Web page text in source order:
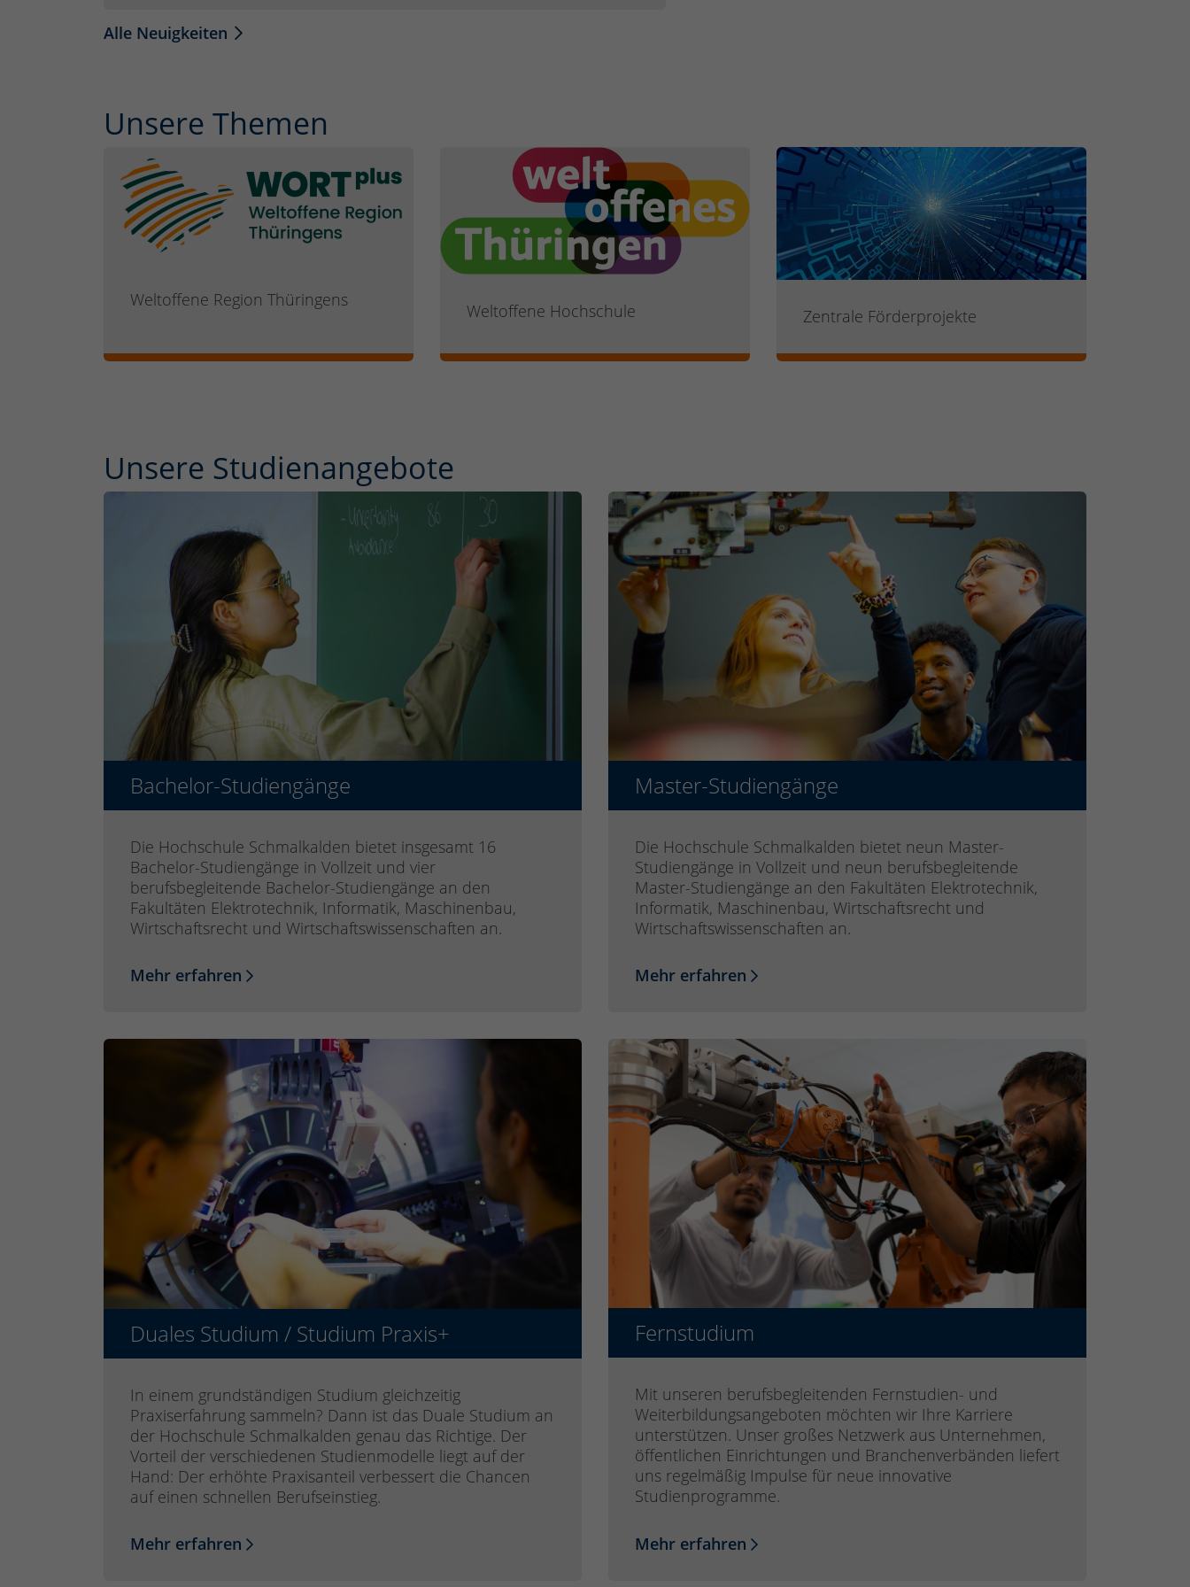
Alle Neuigkeiten
Unsere Themen
Weltoffene Region Thüringens
Weltoffene Hochschule Zentrale Förderprojekte
Unsere Studien­angebote
Bachelor-Studiengänge
Die Hochschule Schmalkalden bietet insgesamt 16
Bachelor-Studiengänge in Vollzeit und vier
berufsbegleitende Bachelor-Studiengänge an den
Fakultäten Elektrotechnik, Informatik, Maschinenbau,
Wirtschaftsrecht und Wirtschaftswissenschaften an.
Mehr erfahren
Master-Studiengänge
Die Hochschule Schmalkalden bietet neun Master-
Studiengänge in Vollzeit und neun berufsbegleitende
Master-Studiengänge an den Fakultäten Elektrotechnik,
Informatik, Maschinenbau, Wirtschaftsrecht und
Wirtschaftswissenschaften an.
Mehr erfahren
Duales Studium / Studium Praxis+
In einem grundständigen Studium gleichzeitig
Praxiserfahrung sammeln? Dann ist das Duale Studium an
der Hochschule Schmalkalden genau das Richtige. Der
Vorteil der verschiedenen Studienmodelle liegt auf der
Hand: Der erhöhte Praxisanteil verbessert die Chancen
auf einen schnellen Berufseinstieg.
Mehr erfahren
Fernstudium
Mit unseren berufsbegleitenden Fernstudien- und
Weiterbildungsangeboten möchten wir Ihre Karriere
unterstützen. Unser großes Netzwerk aus Unternehmen,
öffentlichen Einrichtungen und Branchenverbänden liefert
uns regelmäßig Impulse für neue innovative
Studienprogramme.
Mehr erfahren